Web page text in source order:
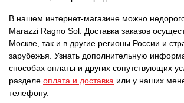
В нашем интернет-магазине можно
Marazzi Ragno Sol. Доставка заказов
Москве, так и в другие регионы России и
зарубежья. Узнать дополнительную
способах оплаты и других сопутствующих
разделе оплата и доставка или у наших
телефону.